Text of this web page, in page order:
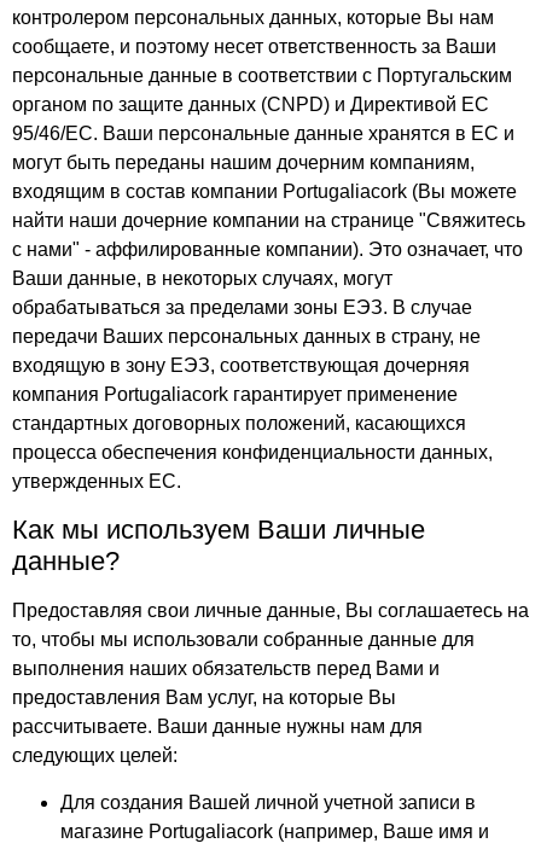
контролером персональных данных, которые Вы нам
сообщаете, и поэтому несет ответственность за Ваши
персональные данные в соответствии с Португальским
органом по защите данных (CNPD) и Директивой ЕС
95/46/EC. Ваши персональные данные хранятся в ЕС и
могут быть переданы нашим дочерним компаниям,
входящим в состав компании Portugaliacork (Вы можете
найти наши дочерние компании на странице "Свяжитесь
с нами" - аффилированные компании). Это означает, что
Ваши данные, в некоторых случаях, могут
обрабатываться за пределами зоны ЕЭЗ. В случае
передачи Ваших персональных данных в страну, не
входящую в зону ЕЭЗ, соответствующая дочерняя
компания Portugaliacork гарантирует применение
стандартных договорных положений, касающихся
процесса обеспечения конфиденциальности данных,
утвержденных ЕС.
Как мы используем Ваши личные
данные?
Предоставляя свои личные данные, Вы соглашаетесь на
то, чтобы мы использовали собранные данные для
выполнения наших обязательств перед Вами и
предоставления Вам услуг, на которые Вы
рассчитываете. Ваши данные нужны нам для
следующих целей:
Для создания Вашей личной учетной записи в
магазине Portugaliacork (например, Ваше имя и